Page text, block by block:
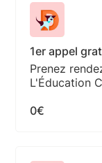
1er appel
Prenez
L'Éducation
0€